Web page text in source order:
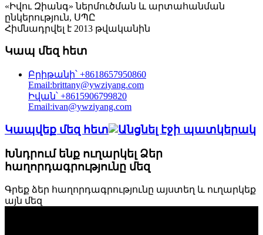
«Իվու Զիանգ» ներմուծման և արտահանման
ընկերություն, ՍՊԸ
Հիմնադրվել է 2013 թվականին
Կապ մեզ հետ
Բրիթանի՝ +8618657950860
Email:brittany@ywziyang.com
Իվան՝ +8615906799820
Email:ivan@ywziyang.com
Կապվեք մեզ հետ
Խնդրում ենք ուղարկել Ձեր
հաղորդագրությունը մեզ
Գրեք ձեր հաղորդագրությունը այստեղ և ուղարկեք
այն մեզ